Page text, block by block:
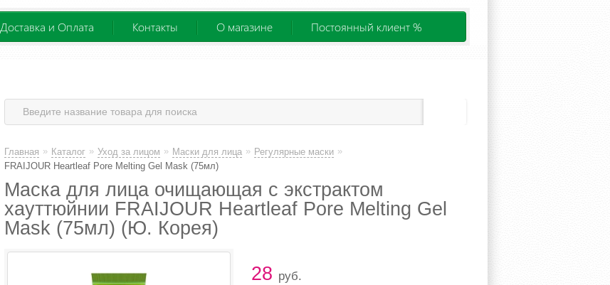
Доставка и Оплата Контакты О магазине Постоянный клиент %
Главная » Каталог » Уход за лицом » Маски для лица » Регулярные маски »
FRAIJOUR Heartleaf Pore Melting Gel Mask (75мл)
Маска для лица очищающая с экстрактом
хауттюйнии FRAIJOUR Heartleaf Pore Melting Gel
Mask (75мл) (Ю. Корея)
28 руб.